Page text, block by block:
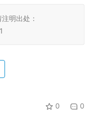
明出处：
0 0